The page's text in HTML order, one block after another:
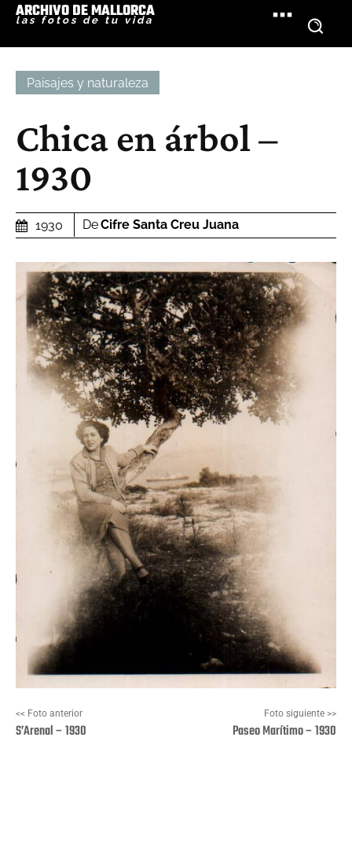
ARCHIVO DE MALLORCA
las fotos de tu vida
Paisajes y naturaleza
Chica en árbol –
1930
1930 DeCifre Santa Creu Juana
<< Foto anterior
S’Arenal – 1930
Foto siguiente >>
Paseo Marítimo – 1930